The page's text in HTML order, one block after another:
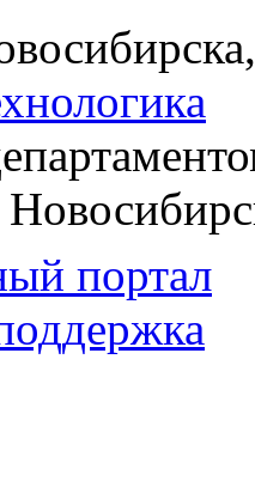
портал